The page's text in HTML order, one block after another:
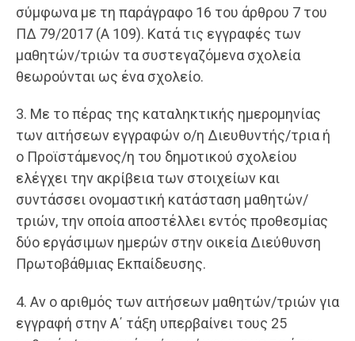
σύμφωνα με τη παράγραφο 16 του άρθρου 7 του
ΠΔ 79/2017 (Α 109). Κατά τις εγγραφές των
μαθητών/τριών τα συστεγαζόμενα σχολεία
θεωρούνται ως ένα σχολείο.
3. Με το πέρας της καταληκτικής ημερομηνίας
των αιτήσεων εγγραφών ο/η Διευθυντής/τρια ή
ο Προϊστάμενος/η του δημοτικού σχολείου
ελέγχει την ακρίβεια των στοιχείων και
συντάσσει ονομαστική κατάσταση μαθητών/
τριών, την οποία αποστέλλει εντός προθεσμίας
δύο εργάσιμων ημερών στην οικεία Διεύθυνση
Πρωτοβάθμιας Εκπαίδευσης.
4. Αν ο αριθμός των αιτήσεων μαθητών/τριών για
εγγραφή στην Α΄ τάξη υπερβαίνει τους 25